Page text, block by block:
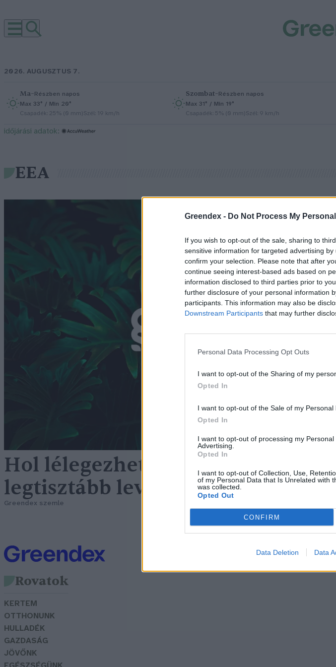
Greendex - Do Not Process My
If you wish to opt-out of the sale, sharing to
sensitive information for targeted advertising
confirm your selection. Please note that after
continue seeing interest-based ads based on
information disclosed to third parties prior to
further disclosure of your personal information
participants. This information may also be
Downstream Participants that may further
Personal Data Processing Opt Outs
I want to opt-out of the Sharing of my
Opted In
I want to opt-out of the Sale of my Personal
Opted In
I want to opt-out of processing my Personal
Advertising.
Opted In
I want to opt-out of Collection, Use,
of my Personal Data that Is Unrelated with
was collected.
Opted Out
CONFIRM
Data Deletion Data
2026. AUGUSZTUS 7.
Ma–Részben napos
Max 33° / Min 20°
Csapadék: 25% (0 mm)Szél: 19 km/h
Szombat–Részben napos
Max 31° / Min 19°
Csapadék: 5% (0 mm)Szél: 9 km/h
időjárási adatok:
EEA
Hol lélegezhetik be az európaiak
legtisztább levegőt?
Greendex szemle
Rovatok
KERTEM
OTTHONUNK
HULLADÉK
GAZDASÁG
JÖVŐNK